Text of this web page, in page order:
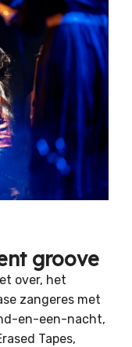
groove
over, het
zangeres met
en-een-nacht,
Tapes,